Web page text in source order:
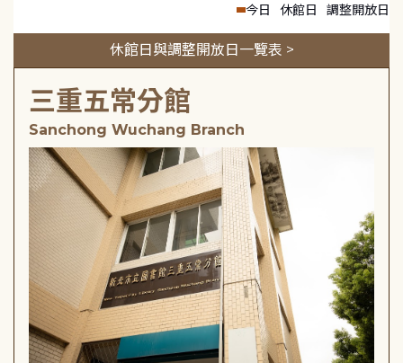
今日 休館日 調整開放日
休館日與調整開放日一覽表 >
三重五常分館
Sanchong Wuchang Branch